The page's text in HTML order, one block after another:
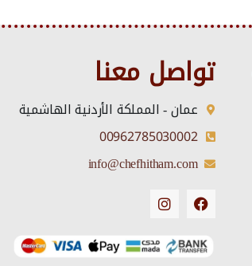
تواصل معنا
عمان - المملكة الأردنية الهاشمية
00962785030002
info@chefhitham.com